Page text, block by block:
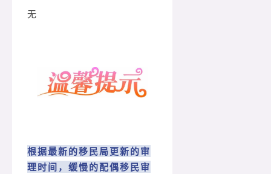
无
根据最新的移民局更新的审
理时间，缓慢的配偶移民审